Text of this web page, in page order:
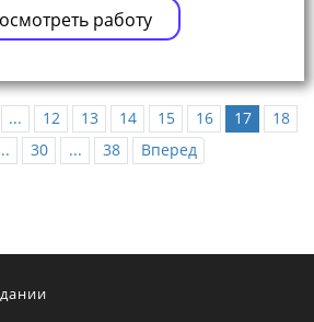
работу
... 12 13 14 15 16 17
18
30 ... 38 Вперед